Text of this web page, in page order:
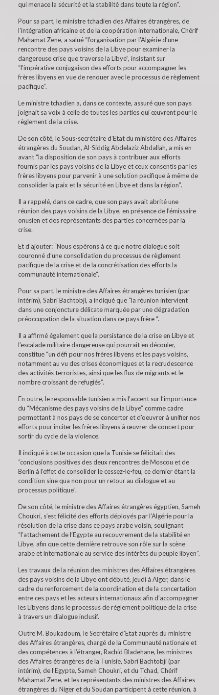
qui menace la sécurité et la stabilité dans toute la région”.
Pour sa part, le ministre tchadien des Affaires étrangères, de
l’intégration africaine et de la coopération internationale, Chérif
Mahamat Zene, a salué “l’organisation par l’Algérie d’une
rencontre des pays voisins de la Libye pour examiner la
dangereuse crise que traverse la Libye”, insistant sur
“l’impérative conjugaison des efforts pour accompagner les
frères libyens en vue de renouer avec le processus de règlement
pacifique”.
Le ministre tchadien a, dans ce contexte, assuré que son pays
joignait sa voix à celle de toutes les parties qui œuvrent pour le
règlement de la crise.
De son côté, le Sous-secrétaire d’Etat du ministère des Affaires
étrangères du Soudan, Al-Siddig Abdelaziz Abdallah, a mis en
avant “la disposition de son pays à contribuer aux efforts
fournis par les pays voisins de la Libye et ceux consentis par les
frères libyens pour parvenir à une solution pacifique à même de
consolider la paix et la sécurité en Libye et dans la région”.
Il a rappelé, dans ce cadre, que son pays avait abrité une
réunion des pays voisins de la Libye, en présence de l’émissaire
onusien et des représentants des parties concernées par la
crise.
Et d’ajouter: “Nous espérons à ce que notre dialogue soit
couronné d’une consolidation du processus de règlement
pacifique de la crise et de la concrétisation des efforts la
communauté internationale”.
Pour sa part, le ministre des Affaires étrangères tunisien (par
intérim), Sabri Bachtobji, a indiqué que “la réunion intervient
dans une conjoncture délicate marquée par une dégradation
préoccupation de la situation dans ce pays frère “.
Il a affirmé également que la persistance de la crise en Libye et
l’escalade militaire dangereuse qui pourrait en découler,
constitue “un défi pour nos frères libyens et les pays voisins,
notamment au vu des crises économiques et la recrudescence
des activités terroristes, ainsi que les flux de migrants et le
nombre croissant de refugiés”.
En outre, le responsable tunisien a mis l’accent sur l’importance
du “Mécanisme des pays voisins de la Libye” comme cadre
permettant à nos pays de se concerter et d’oeuvrer à unifier nos
efforts pour inciter les frères libyens à œuvrer de concert pour
sortir du cycle de la violence.
Il indiqué à cette occasion que la Tunisie se félicitait des
“conclusions positives des deux rencontres de Moscou et de
Berlin à l’effet de consolider le cessez-le-feu, ce dernier étant la
condition sine qua non pour un retour au dialogue et au
processus politique”.
De son côté, le ministre des Affaires étrangères égyptien, Sameh
Choukri, s’est félicité des efforts déployés par l’Algérie pour la
résolution de la crise dans ce pays arabe voisin, soulignant
“l’attachement de l’Egypte au recouvrement de la stabilité en
Libye, afin que cette dernière retrouve son rôle sur la scène
arabe et internationale au service des intérêts du peuple libyen”.
Les travaux de la réunion des ministres des Affaires étrangères
des pays voisins de la Libye ont débuté, jeudi à Alger, dans le
cadre du renforcement de la coordination et de la concertation
entre ces pays et les acteurs internationaux afin d’accompagner
les Libyens dans le processus de règlement politique de la crise
à travers un dialogue inclusif.
Outre M. Boukadoum, le Secrétaire d’Etat auprès du ministre
des Affaires étrangères, chargé de la Communauté nationale et
des compétences à l’étranger, Rachid Bladehane, les ministres
des Affaires étrangères de la Tunisie, Sabri Bachtobji (par
intérim), de l’Egypte, Sameh Choukri, et du Tchad, Chérif
Mahamat Zene, et les représentants des ministres des Affaires
étrangères du Niger et du Soudan participent à cette réunion, à